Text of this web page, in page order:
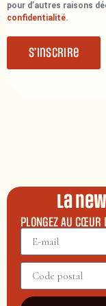
pour d’autres raisons
confidentialité.
S’inscrire
La
PLONGEZ AU CŒUR